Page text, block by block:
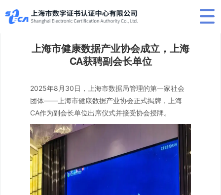
上海市健康数据产业协会成立，上海
CA获聘副会长单位
2025年8月30日，上海市数据局管理的第一家社会
团体——上海市健康数据产业协会正式揭牌，上海
CA作为副会长单位出席仪式并接受协会授牌。